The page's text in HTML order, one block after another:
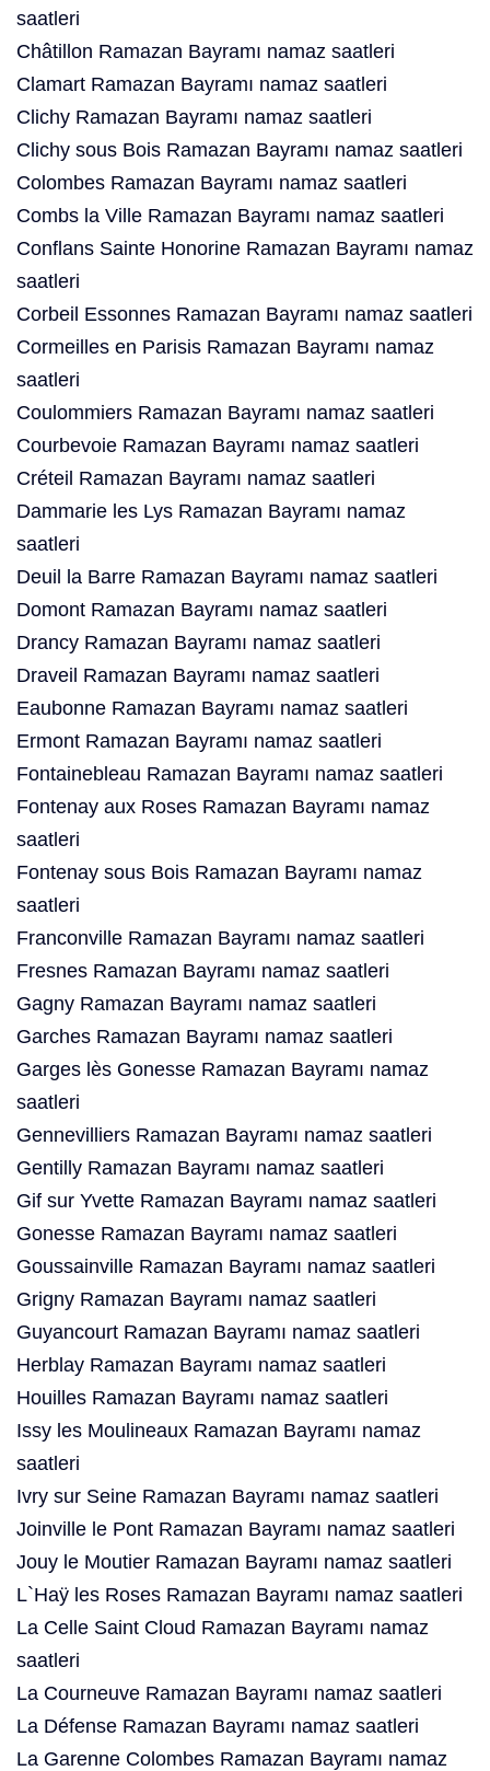
saatleri
Châtillon Ramazan Bayramı namaz saatleri
Clamart Ramazan Bayramı namaz saatleri
Clichy Ramazan Bayramı namaz saatleri
Clichy sous Bois Ramazan Bayramı namaz saatleri
Colombes Ramazan Bayramı namaz saatleri
Combs la Ville Ramazan Bayramı namaz saatleri
Conflans Sainte Honorine Ramazan Bayramı namaz
saatleri
Corbeil Essonnes Ramazan Bayramı namaz saatleri
Cormeilles en Parisis Ramazan Bayramı namaz
saatleri
Coulommiers Ramazan Bayramı namaz saatleri
Courbevoie Ramazan Bayramı namaz saatleri
Créteil Ramazan Bayramı namaz saatleri
Dammarie les Lys Ramazan Bayramı namaz
saatleri
Deuil la Barre Ramazan Bayramı namaz saatleri
Domont Ramazan Bayramı namaz saatleri
Drancy Ramazan Bayramı namaz saatleri
Draveil Ramazan Bayramı namaz saatleri
Eaubonne Ramazan Bayramı namaz saatleri
Ermont Ramazan Bayramı namaz saatleri
Fontainebleau Ramazan Bayramı namaz saatleri
Fontenay aux Roses Ramazan Bayramı namaz
saatleri
Fontenay sous Bois Ramazan Bayramı namaz
saatleri
Franconville Ramazan Bayramı namaz saatleri
Fresnes Ramazan Bayramı namaz saatleri
Gagny Ramazan Bayramı namaz saatleri
Garches Ramazan Bayramı namaz saatleri
Garges lès Gonesse Ramazan Bayramı namaz
saatleri
Gennevilliers Ramazan Bayramı namaz saatleri
Gentilly Ramazan Bayramı namaz saatleri
Gif sur Yvette Ramazan Bayramı namaz saatleri
Gonesse Ramazan Bayramı namaz saatleri
Goussainville Ramazan Bayramı namaz saatleri
Grigny Ramazan Bayramı namaz saatleri
Guyancourt Ramazan Bayramı namaz saatleri
Herblay Ramazan Bayramı namaz saatleri
Houilles Ramazan Bayramı namaz saatleri
Issy les Moulineaux Ramazan Bayramı namaz
saatleri
Ivry sur Seine Ramazan Bayramı namaz saatleri
Joinville le Pont Ramazan Bayramı namaz saatleri
Jouy le Moutier Ramazan Bayramı namaz saatleri
L`Haÿ les Roses Ramazan Bayramı namaz saatleri
La Celle Saint Cloud Ramazan Bayramı namaz
saatleri
La Courneuve Ramazan Bayramı namaz saatleri
La Défense Ramazan Bayramı namaz saatleri
La Garenne Colombes Ramazan Bayramı namaz